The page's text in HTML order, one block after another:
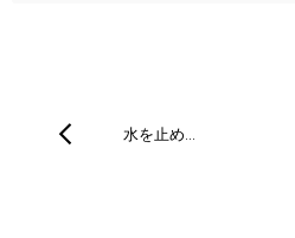
水を止め…